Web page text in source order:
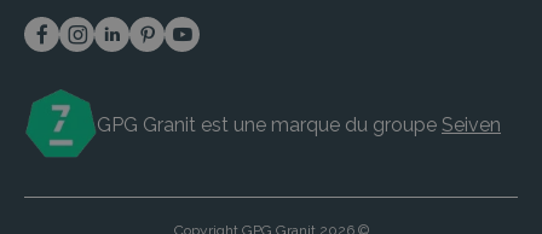
GPG Granit est une marque du groupe Seiven